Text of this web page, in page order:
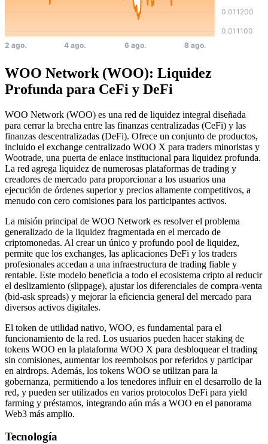
WOO Network (WOO): Liquidez
Profunda para CeFi y DeFi
WOO Network (WOO) es una red de liquidez integral diseñada
para cerrar la brecha entre las finanzas centralizadas (CeFi) y las
finanzas descentralizadas (DeFi). Ofrece un conjunto de productos,
incluido el exchange centralizado WOO X para traders minoristas y
Wootrade, una puerta de enlace institucional para liquidez profunda.
La red agrega liquidez de numerosas plataformas de trading y
creadores de mercado para proporcionar a los usuarios una
ejecución de órdenes superior y precios altamente competitivos, a
menudo con cero comisiones para los participantes activos.
La misión principal de WOO Network es resolver el problema
generalizado de la liquidez fragmentada en el mercado de
criptomonedas. Al crear un único y profundo pool de liquidez,
permite que los exchanges, las aplicaciones DeFi y los traders
profesionales accedan a una infraestructura de trading fiable y
rentable. Este modelo beneficia a todo el ecosistema cripto al reducir
el deslizamiento (slippage), ajustar los diferenciales de compra-venta
(bid-ask spreads) y mejorar la eficiencia general del mercado para
diversos activos digitales.
El token de utilidad nativo, WOO, es fundamental para el
funcionamiento de la red. Los usuarios pueden hacer staking de
tokens WOO en la plataforma WOO X para desbloquear el trading
sin comisiones, aumentar los reembolsos por referidos y participar
en airdrops. Además, los tokens WOO se utilizan para la
gobernanza, permitiendo a los tenedores influir en el desarrollo de la
red, y pueden ser utilizados en varios protocolos DeFi para yield
farming y préstamos, integrando aún más a WOO en el panorama
Web3 más amplio.
Tecnología